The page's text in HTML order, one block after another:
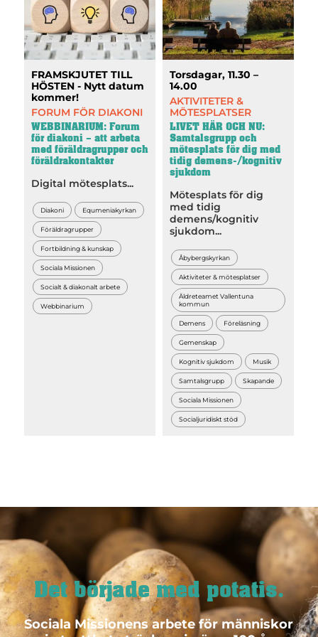
FRAMSKJUTET TILL
HÖSTEN - Nytt datum
kommer!
FORUM FÖR DIAKONI
WEBBINARIUM: Forum
för diakoni – att arbeta
med föräldragrupper och
föräldrakontakter
Digital mötesplats...
Diakoni Equmeniakyrkan
Föräldragrupper
Fortbildning & kunskap
Sociala Missionen
Socialt & diakonalt arbete
Webbinarium
Torsdagar, 11.30 –
14.00
AKTIVITETER &
MÖTESPLATSER
LIVET HÄR OCH NU:
Samtalsgrupp och
mötesplats för dig med
tidig demens-/kognitiv
sjukdom
Mötesplats för dig
med tidig
demens/kognitiv
sjukdom...
Åbybergskyrkan
Aktiviteter & mötesplatser
Äldreteamet Vallentuna
kommun
Demens Föreläsning
Gemenskap
Kognitiv sjukdom Musik
Samtalsgrupp Skapande
Sociala Missionen
Socialjuridiskt stöd
Det började med potatis.
Sociala Missionens arbete för människor